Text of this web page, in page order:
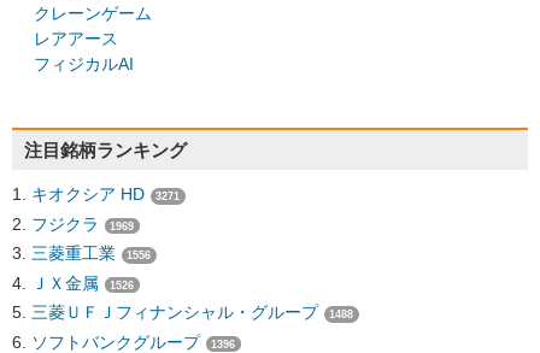
クレーンゲーム
レアアース
フィジカルAI
注目銘柄ランキング
キオクシア HD 3271
フジクラ 1969
三菱重工業 1556
ＪＸ金属 1526
三菱ＵＦＪフィナンシャル・グループ 1488
ソフトバンクグループ 1396